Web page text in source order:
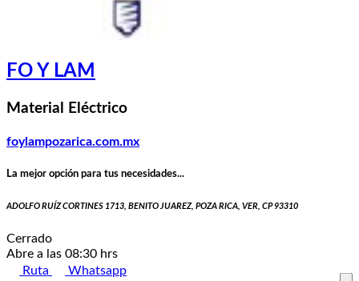
FO Y LAM
Material Eléctrico
foylampozarica.com.mx
La mejor opción para tus necesidades...
ADOLFO RUÍZ CORTINES 1713, BENITO JUAREZ, POZA RICA, VER, CP 93310
Cerrado
Abre a las 08:30 hrs
Ruta
Whatsapp